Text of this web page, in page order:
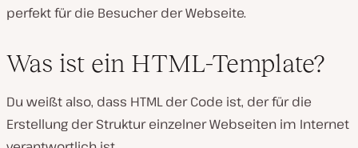
perfekt für die Besucher der Webseite.
Was ist ein HTML-Template?
Du weißt also, dass HTML der Code ist, der für die
Erstellung der Struktur einzelner Webseiten im Internet